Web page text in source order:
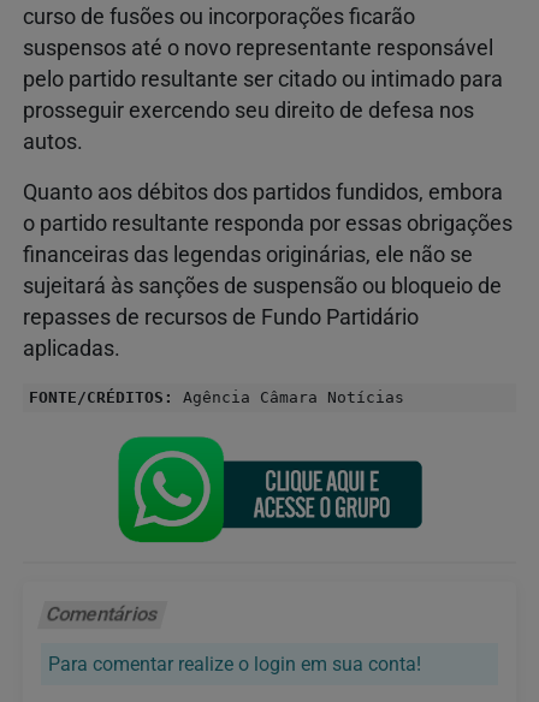
curso de fusões ou incorporações ficarão
suspensos até o novo representante responsável
pelo partido resultante ser citado ou intimado para
prosseguir exercendo seu direito de defesa nos
autos.
Quanto aos débitos dos partidos fundidos, embora
o partido resultante responda por essas obrigações
financeiras das legendas originárias, ele não se
sujeitará às sanções de suspensão ou bloqueio de
repasses de recursos de Fundo Partidário
aplicadas.
FONTE/CRÉDITOS: Agência Câmara Notícias
Comentários
Para comentar realize o login em sua conta!